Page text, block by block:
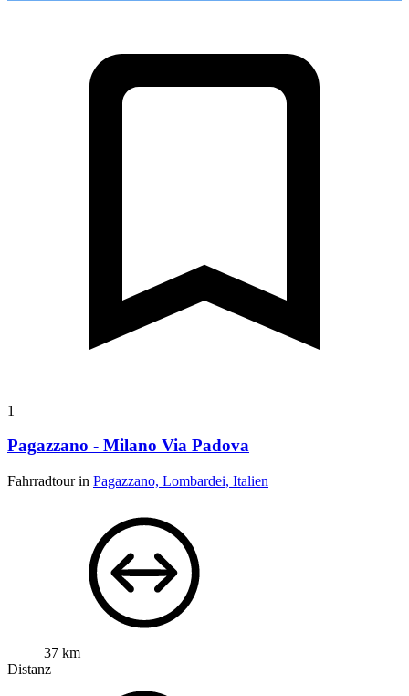
1
Pagazzano - Milano Via Padova
Fahrradtour in Pagazzano, Lombardei, Italien
37 km
Distanz